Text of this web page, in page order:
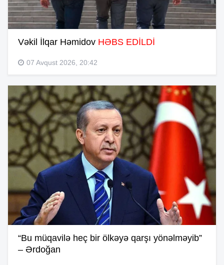
Vəkil İlqar Həmidov HƏBS EDİLDİ
07 Avqust 2026, 20:42
“Bu müqavilə heç bir ölkəyə qarşı yönəlməyib”
– Ərdoğan